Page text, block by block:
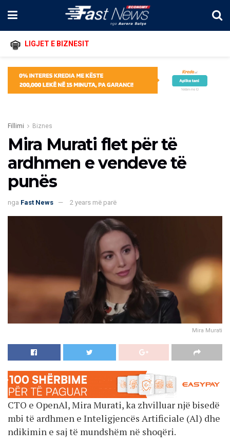
LIGJET E BIZNESIT
Fillimi Biznes
Mira Murati flet për të
ardhmen e vendeve të
punës
nga Fast News 2 years më parë
Mira Murati
CTO e OpenAl, Mira Murati, ka zhvilluar një bisedë
mbi të ardhmen e Inteligjencës Artificiale (Al) dhe
ndikimin e saj të mundshëm në shoqëri.